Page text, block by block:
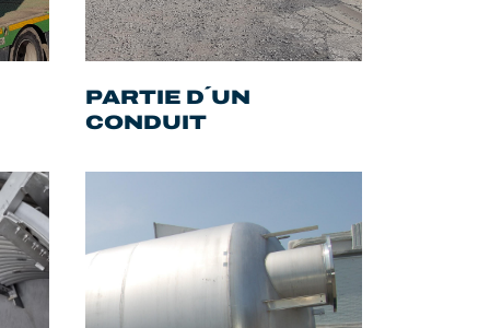
PARTIE D´UN
CONDUIT